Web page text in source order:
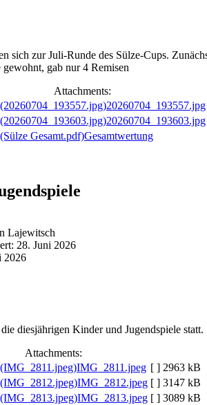
sich zur Juli-Runde des Sülze-Cups.
gab nur 4 Remisen
Attachments:
20260704_193557.jpg
20260704_193603.jpg
Gesamtwertung
Lajewitsch
28. Juni 2026
2026
diesjährigen Kinder und Jugendspiele statt.
Attachments:
IMG_2811.jpeg [ ] 2963 kB
IMG_2812.jpeg [ ] 3147 kB
IMG_2813.jpeg [ ] 3089 kB